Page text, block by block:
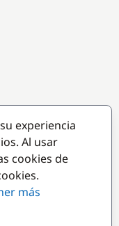
experiencia
Al usar
cookies de
más